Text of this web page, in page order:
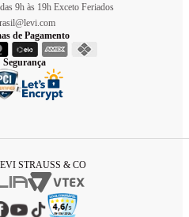
9h às 19h Exceto Feriados
de Pagamento
Segurança
STRAUSS & CO